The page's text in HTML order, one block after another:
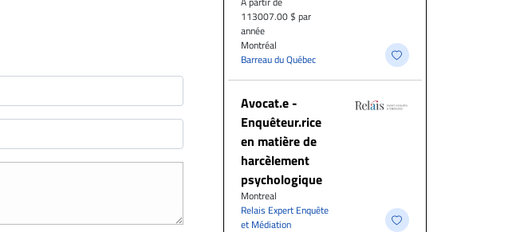
113007.00 $ par
année
Montréal
Barreau du Québec
Avocat.e -
Enquêteur.rice
en matière de
harcèlement
psychologique
Montreal
Relais Expert Enquête
et Médiation